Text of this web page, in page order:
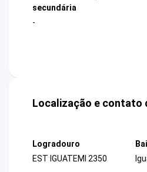
secundária
-
Localização e contato
Logradouro
EST IGUATEMI 2350